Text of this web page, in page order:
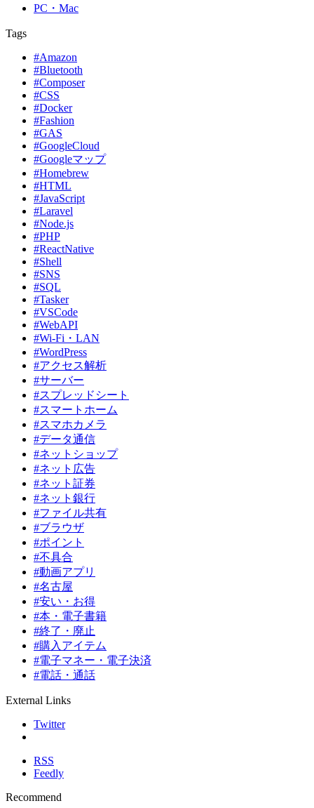
PC・Mac
Tags
#Amazon
#Bluetooth
#Composer
#CSS
#Docker
#Fashion
#GAS
#GoogleCloud
#Googleマップ
#Homebrew
#HTML
#JavaScript
#Laravel
#Node.js
#PHP
#ReactNative
#Shell
#SNS
#SQL
#Tasker
#VSCode
#WebAPI
#Wi-Fi・LAN
#WordPress
#アクセス解析
#サーバー
#スプレッドシート
#スマートホーム
#スマホカメラ
#データ通信
#ネットショップ
#ネット広告
#ネット証券
#ネット銀行
#ファイル共有
#ブラウザ
#ポイント
#不具合
#動画アプリ
#名古屋
#安い・お得
#本・電子書籍
#終了・廃止
#購入アイテム
#電子マネー・電子決済
#電話・通話
External Links
Twitter
RSS
Feedly
Recommend